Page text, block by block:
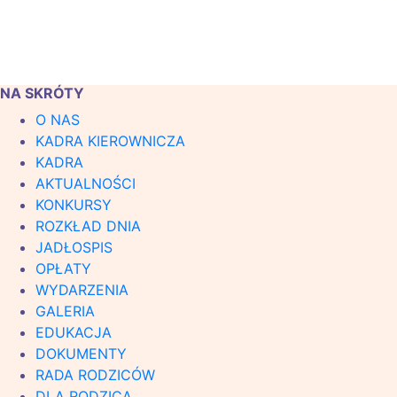
NA SKRÓTY
O NAS
KADRA KIEROWNICZA
KADRA
AKTUALNOŚCI
KONKURSY
ROZKŁAD DNIA
JADŁOSPIS
OPŁATY
WYDARZENIA
GALERIA
EDUKACJA
DOKUMENTY
RADA RODZICÓW